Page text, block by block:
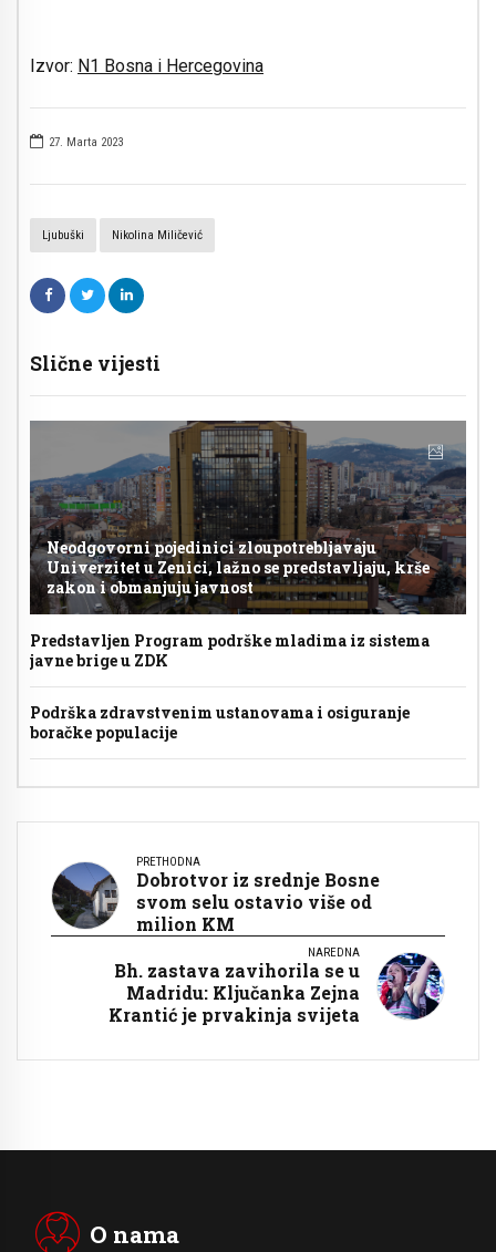
27. Marta 2023
Ljubuški Nikolina Miličević
Slične vijesti
Neodgovorni pojedinici zloupotrebljavaju
Univerzitet u Zenici, lažno se predstavljaju, krše
zakon i obmanjuju javnost
Predstavljen Program podrške mladima iz sistema
javne brige u ZDK
Podrška zdravstvenim ustanovama i osiguranje
boračke populacije
Izvor: N1 Bosna i Hercegovina
PRETHODNA
Dobrotvor iz srednje Bosne
svom selu ostavio više od
milion KM
NAREDNA
Bh. zastava zavihorila se u
Madridu: Ključanka Zejna
Krantić je prvakinja svijeta
O nama